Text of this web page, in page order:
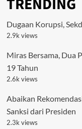
Dugaan Korupsi,
2.9k views
Miras Bersama, Dua
19 Tahun
2.6k views
Abaikan
Sanksi dari Presiden
2.3k views